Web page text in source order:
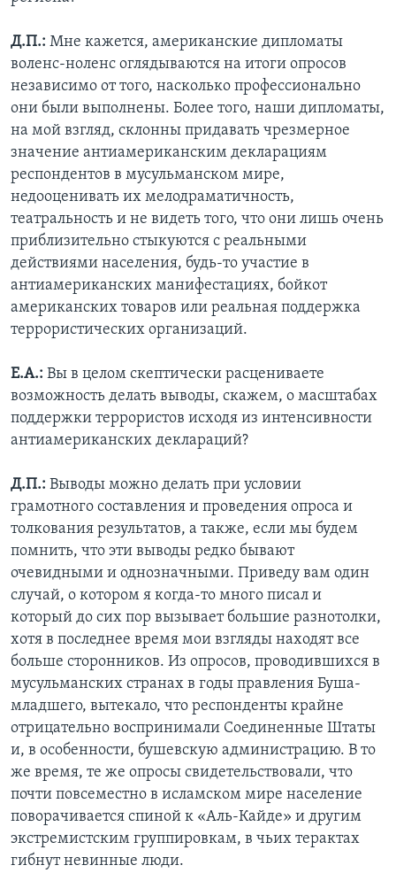
Д.П.: Мне кажется, американские дипломаты
воленс-ноленс оглядываются на итоги опросов
независимо от того, насколько профессионально
они были выполнены. Более того, наши дипломаты,
на мой взгляд, склонны придавать чрезмерное
значение антиамериканским декларациям
респондентов в мусульманском мире,
недооценивать их мелодраматичность,
театральность и не видеть того, что они лишь очень
приблизительно стыкуются с реальными
действиями населения, будь-то участие в
антиамериканских манифестациях, бойкот
американских товаров или реальная поддержка
террористических организаций.
Е.А.: Вы в целом скептически расцениваете
возможность делать выводы, скажем, о масштабах
поддержки террористов исходя из интенсивности
антиамериканских деклараций?
Д.П.: Выводы можно делать при условии
грамотного составления и проведения опроса и
толкования результатов, а также, если мы будем
помнить, что эти выводы редко бывают
очевидными и однозначными. Приведу вам один
случай, о котором я когда-то много писал и
который до сих пор вызывает большие разнотолки,
хотя в последнее время мои взгляды находят все
больше сторонников. Из опросов, проводившихся в
мусульманских странах в годы правления Буша-
младшего, вытекало, что респонденты крайне
отрицательно воспринимали Соединенные Штаты
и, в особенности, бушевскую администрацию. В то
же время, те же опросы свидетельствовали, что
почти повсеместно в исламском мире население
поворачивается спиной к «Аль-Кайде» и другим
экстремистским группировкам, в чьих терактах
гибнут невинные люди.